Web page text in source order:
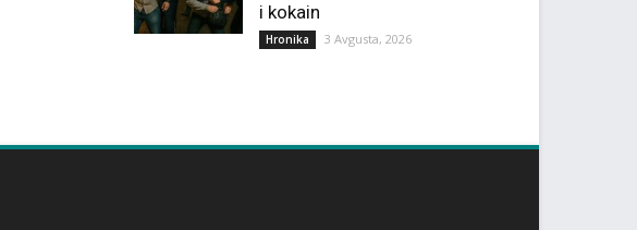
i kokain
Hronika 3 Avgusta, 2026